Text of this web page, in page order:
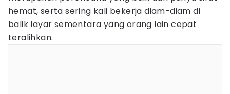
hemat, serta sering kali bekerja diam-diam di
balik layar sementara yang orang lain cepat
teralihkan.